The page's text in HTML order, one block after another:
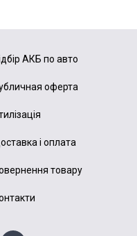
АКБ по авто
оферта
і оплата
товару